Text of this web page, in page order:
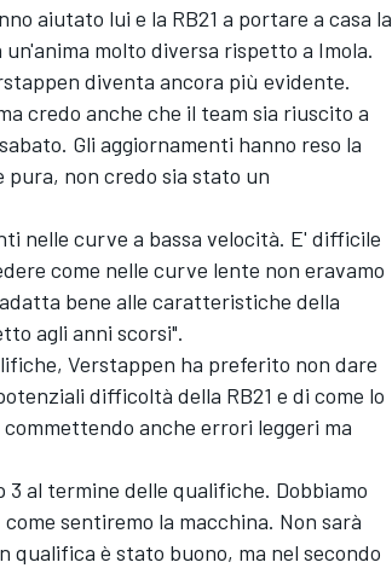
aiutato lui e la RB21 a portare a casa la
molto diversa rispetto a Imola.
diventa ancora più evidente.
credo anche che il team sia riuscito a
Gli aggiornamenti hanno reso la
non credo sia stato un
nelle curve a bassa velocità. E' difficile
come nelle curve lente non eravamo
bene alle caratteristiche della
agli anni scorsi".
Verstappen ha preferito non dare
difficoltà della RB21 e di come lo
anche errori leggeri ma
al termine delle qualifiche. Dobbiamo
sentiremo la macchina. Non sarà
qualifica è stato buono, ma nel secondo